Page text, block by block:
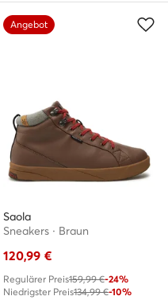
Angebot
Saola
Sneakers · Braun
120,99 €
Regulärer Preis159,99 €-24%
Niedrigster Preis134,99 €-10%